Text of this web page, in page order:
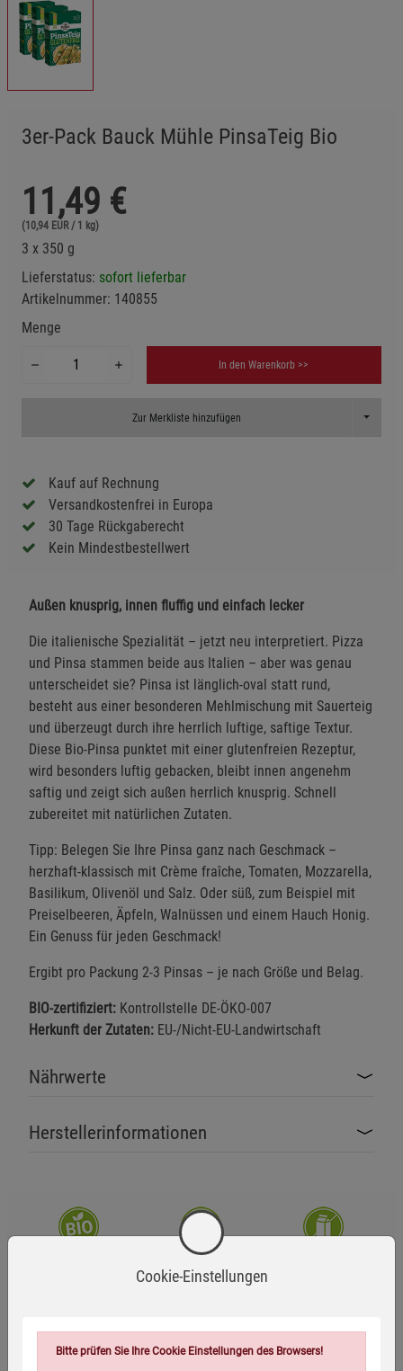
3er-Pack Bauck Mühle PinsaTeig Bio
11,49 €
(10,94 EUR / 1 kg)
3 x 350 g
Lieferstatus: sofort lieferbar
Artikelnummer: 140855
Menge
In den Warenkorb >>
Zur Merkliste hinzufügen Toggle
Kauf auf Rechnung
Versandkostenfrei in Europa
30 Tage Rückgaberecht
Kein Mindestbestellwert
Außen knusprig, innen fluffig und einfach lecker
Die italienische Spezialität – jetzt neu interpretiert. Pizza
und Pinsa stammen beide aus Italien – aber was genau
unterscheidet sie? Pinsa ist länglich-oval statt rund,
besteht aus einer besonderen Mehlmischung mit Sauerteig
und überzeugt durch ihre herrlich luftige, saftige Textur.
Diese Bio-Pinsa punktet mit einer glutenfreien Rezeptur,
wird besonders luftig gebacken, bleibt innen angenehm
saftig und zeigt sich außen herrlich knusprig. Schnell
zubereitet mit natürlichen Zutaten.
Tipp: Belegen Sie Ihre Pinsa ganz nach Geschmack –
herzhaft-klassisch mit Crème fraîche, Tomaten, Mozzarella,
Basilikum, Olivenöl und Salz. Oder süß, zum Beispiel mit
Preiselbeeren, Äpfeln, Walnüssen und einem Hauch Honig.
Ein Genuss für jeden Geschmack!
Ergibt pro Packung 2-3 Pinsas – je nach Größe und Belag.
BIO-zertifiziert: Kontrollstelle DE-ÖKO-007
Herkunft der Zutaten: EU-/Nicht-EU-Landwirtschaft
Nährwerte
Herstellerinformationen
Glutenfrei
Cookie-Einstellungen
Bitte prüfen Sie Ihre Cookie Einstellungen des Browsers!